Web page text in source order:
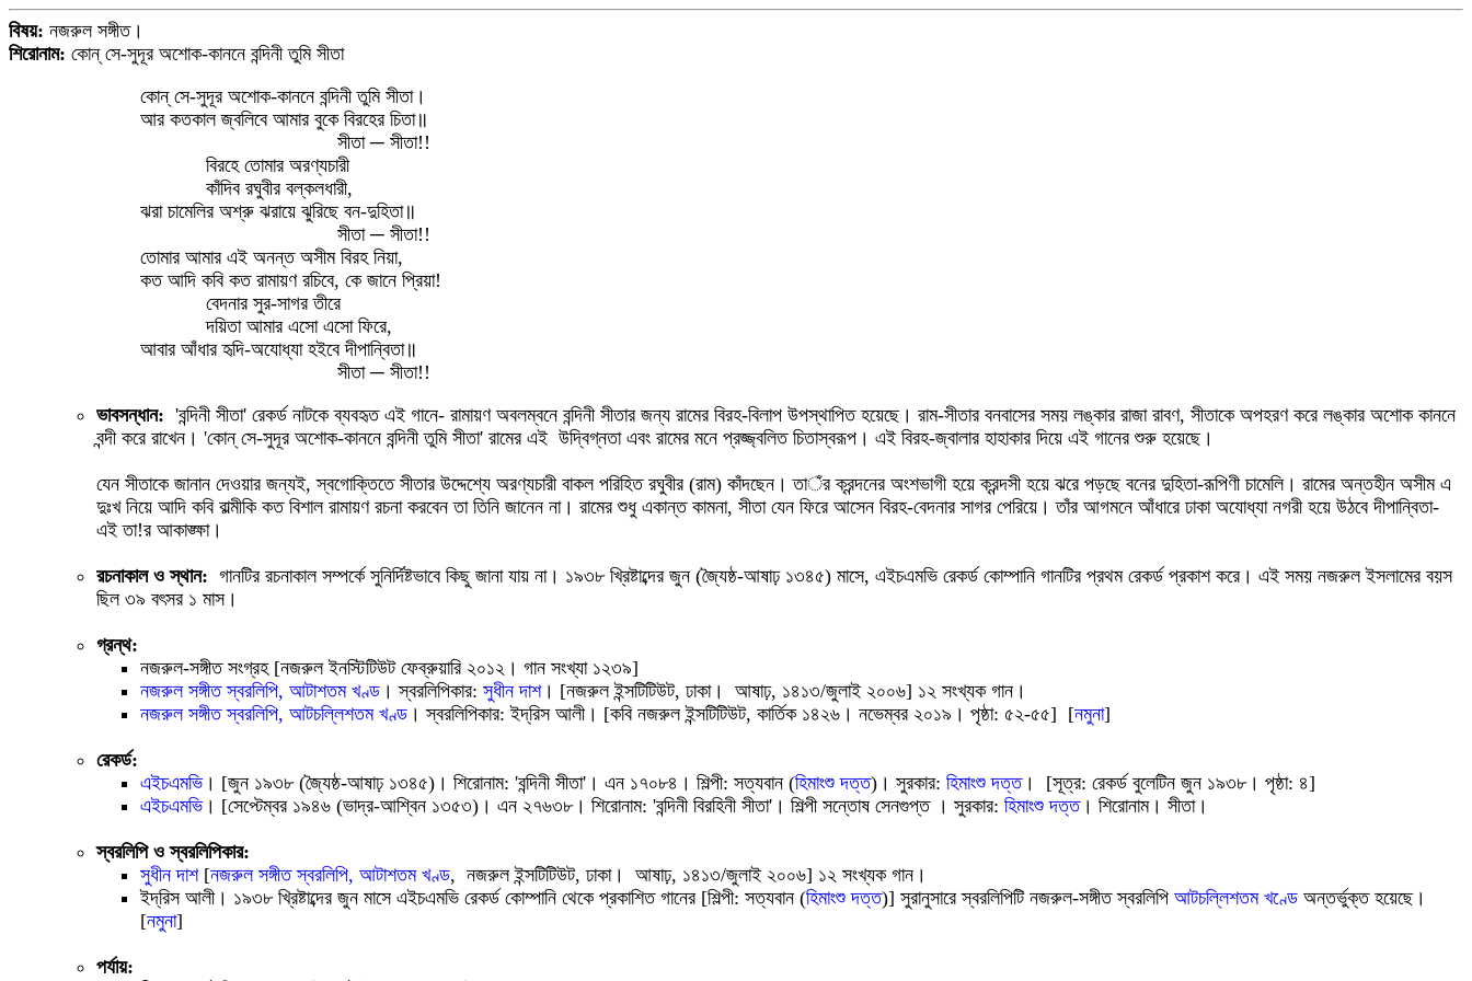
বিষয়: নজরুল সঙ্গীত।
শিরোনাম: কোন্‌ সে-সুদূর অশোক-কাননে বন্দিনী তুমি সীতা
কোন্‌ সে-সুদূর অশোক-কাননে বন্দিনী তুমি সীতা।
আর কতকাল জ্বলিবে আমার বুকে বিরহের চিতা॥
সীতা ─ সীতা!!
বিরহে তোমার অরণ্যচারী
কাঁদিব রঘুবীর বল্কলধারী,
ঝরা চামেলির অশ্রু ঝরায়ে ঝুরিছে বন-দুহিতা॥
সীতা ─ সীতা!!
তোমার আমার এই অনন্ত অসীম বিরহ নিয়া,
কত আদি কবি কত রামায়ণ রচিবে, কে জানে প্রিয়া!
বেদনার সুর-সাগর তীরে
দয়িতা আমার এসো এসো ফিরে,
আবার আঁধার হৃদি-অযোধ্যা হইবে দীপান্বিতা॥
সীতা ─ সীতা!!
ভাবসন্ধান: 'বন্দিনী সীতা' রেকর্ড নাটকে ব্যবহৃত এই গানে- রামায়ণ অবলম্বনে বন্দিনী সীতার জন্য রামের বিরহ-বিলাপ উপস্থাপিত হয়েছে। রাম-সীতার বনবাসের সময় লঙ্কার রাজা রাবণ, সীতাকে অপহরণ করে লঙ্কার অশোক কাননে
বন্দী করে রাখেন। 'কোন্‌ সে-সুদূর অশোক-কাননে বন্দিনী তুমি সীতা' রামের এই উদ্বিগ্নতা এবং রামের মনে প্রজ্জ্বলিত চিতাস্বরূপ। এই বিরহ-জ্বালার হাহাকার দিয়ে এই গানের শুরু হয়েছে।
যেন সীতাকে জানান দেওয়ার জন্যই, স্বগোক্তিতে সীতার উদ্দেশ্যে অরণ্যচারী বাকল পরিহিত রঘুবীর (রাম) কাঁদছেন। তাঁর ক্রন্দনের অংশভাগী হয়ে ক্রন্দসী হয়ে ঝরে পড়ছে বনের দুহিতা-রূপিণী চামেলি। রামের অন্তহীন অসীম এ
দুঃখ নিয়ে আদি কবি বাল্মীকি কত বিশাল রামায়ণ রচনা করবেন তা তিনি জানেন না। রামের শুধু একান্ত কামনা, সীতা যেন ফিরে আসেন বিরহ-বেদনার সাগর পেরিয়ে। তাঁর আগমনে আঁধারে ঢাকা অযোধ্যা নগরী হয়ে উঠবে দীপান্বিতা-
এই তা!র আকাঙ্ক্ষা।
রচনাকাল ও স্থান: গানটির রচনাকাল সম্পর্কে সুনির্দিষ্টভাবে কিছু জানা যায় না। ১৯৩৮ খ্রিষ্টাব্দের জুন (জ্যৈষ্ঠ-আষাঢ় ১৩৪৫) মাসে, এইচএমভি রেকর্ড কোম্পানি গানটির প্রথম রেকর্ড প্রকাশ করে। এই সময় নজরুল ইসলামের বয়স
ছিল ৩৯ বৎসর ১ মাস।
গ্রন্থ:
নজরুল-সঙ্গীত সংগ্রহ [নজরুল ইনস্টিটিউট ফেব্রুয়ারি ২০১২। গান সংখ্যা ১২৩৯]
নজরুল সঙ্গীত স্বরলিপি, আটাশতম খণ্ড । স্বরলিপিকার: সুধীন দাশ। [নজরুল ইন্সটিটিউট, ঢাকা। আষাঢ়, ১৪১৩/জুলাই ২০০৬] ১২ সংখ্যক গান।
নজরুল সঙ্গীত স্বরলিপি, আটচল্লিশতম খণ্ড । স্বরলিপিকার: ইদ্‌রিস আলী। [কবি নজরুল ইন্সটিটিউট, কার্তিক ১৪২৬। নভেম্বর ২০১৯। পৃষ্ঠা: ৫২-৫৫] [নমুনা]
রেকর্ড:
এইচএমভি। [জুন ১৯৩৮ (জ্যৈষ্ঠ-আষাঢ় ১৩৪৫)। শিরোনাম: 'বন্দিনী সীতা'। এন ১৭০৮৪। শিল্পী: সত্যবান (হিমাংশু দত্ত)। সুরকার: হিমাংশু দত্ত। [সূত্র: রেকর্ড বুলেটিন জুন ১৯৩৮। পৃষ্ঠা: ৪]
এইচএমভি। [সেপ্টেম্বর ১৯৪৬ (ভাদ্র-আশ্বিন ১৩৫৩)। এন ২৭৬৩৮। শিরোনাম: 'বন্দিনী বিরহিনী সীতা'। শিল্পী সন্তোষ সেনগুপ্ত । সুরকার: হিমাংশু দত্ত। শিরোনাম। সীতা।
স্বরলিপি ও স্বরলিপিকার:
সুধীন দাশ[নজরুল সঙ্গীত স্বরলিপি, আটাশতম খণ্ড, নজরুল ইন্সটিটিউট, ঢাকা। আষাঢ়, ১৪১৩/জুলাই ২০০৬] ১২ সংখ্যক গান।
ইদ্‌রিস আলী। ১৯৩৮ খ্রিষ্টাব্দের জুন মাসে এইচএমভি রেকর্ড কোম্পানি থেকে প্রকাশিত গানের [শিল্পী: সত্যবান (হিমাংশু দত্ত)] সুরানুসারে স্বরলিপিটি নজরুল-সঙ্গীত স্বরলিপি আটচল্লিশতম খণ্ডে অন্তর্ভুক্ত হয়েছে।
[নমুনা]
পর্যায়: